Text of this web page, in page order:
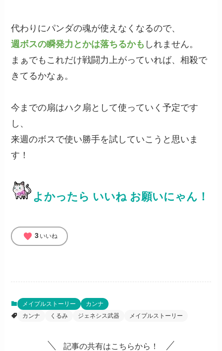
代わりにパンダの魂が使えなくなるので、
週ボスの瞬発力とかは落ちるかも しれません。
まぁでもこれだけ戦闘力上がっていれば、相殺で
きてるかなぁ。
今までの扇はハク扇として使っていく予定です
し、
来週のボスで使い勝手を試していこうと思いま
す！
よかったら いいね お願いにゃん！
favorite 3 いいね
メイプルストーリー
カンナ
カンナ
くるみ ジェネシス武器 メイプルストーリー
記事の共有はこちらから！